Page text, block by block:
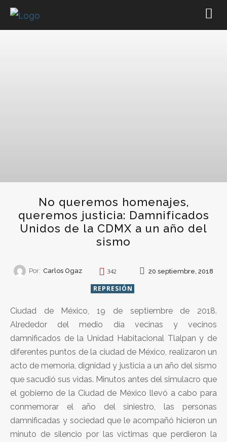
No queremos homenajes,
queremos justicia: Damnificados
Unidos de la CDMX a un año del
sismo
Por: Carlos Ogaz 342 20 septiembre, 2018
REPRESIÓN
Ciudad de México, 19 de septiembre de 2018.
Alrededor del medio día vecinas y vecinos
damnificados de la Unidad Habitacional Tlalpan y de
diferentes puntos de la ciudad de México, realizaron un
acto de memoria, dignidad y justicia a un año del sismo
que sacudió sus vidas. Minutos antes del simulacro que
el gobierno de la Ciudad de México llevó a cabo para
conmemorar el año del siniestro, las personas
damnificadas y sociedad que le acompañó hicieron un
minuto de silencio por las víctimas que perdieron la